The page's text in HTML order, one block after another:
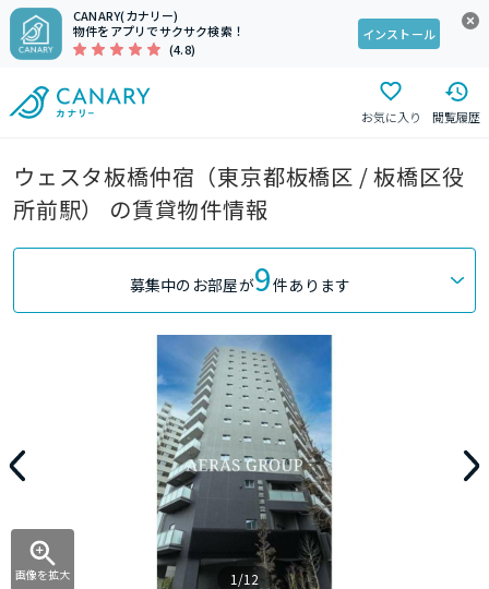
CANARY(カナリー)
物件をアプリでサクサク検索！
(4.8)
インストール
お気に入り 閲覧履歴
ウェスタ板橋仲宿（東京都板橋区 / 板橋区役
所前駅） の賃貸物件情報
募集中のお部屋が9件あります
画像を拡大 1/12